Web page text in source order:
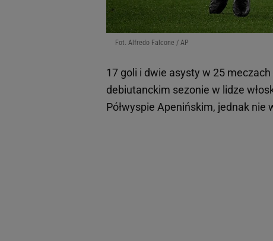
Fot. Alfredo Falcone / AP
17 goli i dwie asysty w 25
debiutanckim sezonie w lidze
Półwyspie Apenińskim, jednak nie